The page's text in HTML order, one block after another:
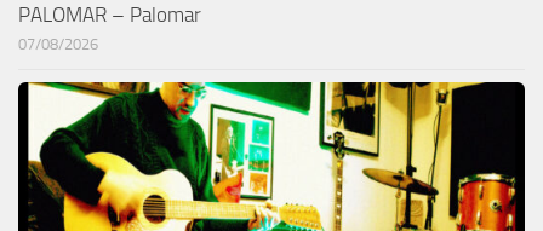
PALOMAR – Palomar
07/08/2026